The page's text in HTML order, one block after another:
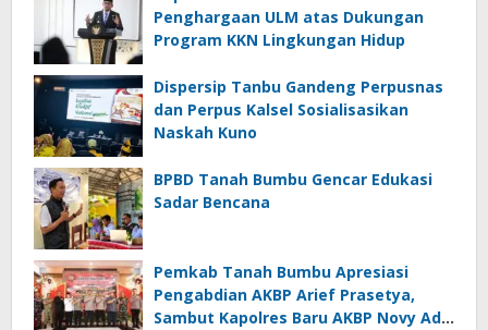
Penghargaan ULM atas Dukungan
Program KKN Lingkungan Hidup
Dispersip Tanbu Gandeng Perpusnas
dan Perpus Kalsel Sosialisasikan
Naskah Kuno
BPBD Tanah Bumbu Gencar Edukasi
Sadar Bencana
Pemkab Tanah Bumbu Apresiasi
Pengabdian AKBP Arief Prasetya,
Sambut Kapolres Baru AKBP Novy Adi